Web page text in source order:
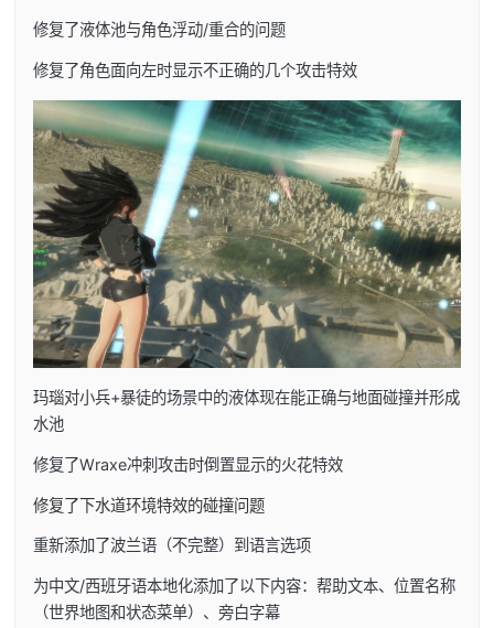
修复了液体池与角色浮动/重合的问题
修复了角色面向左时显示不正确的几个攻击特效
玛瑙对小兵+暴徒的场景中的液体现在能正确与地面碰撞并形成
水池
修复了Wraxe冲刺攻击时倒置显示的火花特效
修复了下水道环境特效的碰撞问题
重新添加了波兰语（不完整）到语言选项
为中文/西班牙语本地化添加了以下内容：帮助文本、位置名称
（世界地图和状态菜单）、旁白字幕